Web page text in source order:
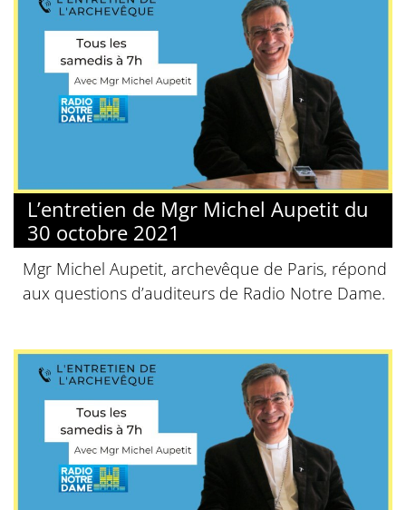
L’entretien de Mgr Michel Aupetit du
30 octobre 2021
Mgr Michel Aupetit, archevêque de Paris, répond
aux questions d’auditeurs de Radio Notre Dame.